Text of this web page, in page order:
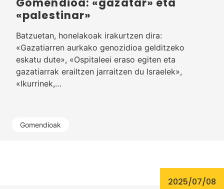
Gomendioak
«palestinar»
Batzuetan, honelakoak irakurtzen dira:
«Gazatiarren aurkako genozidioa gelditzeko
eskatu dute», «Ospitaleei eraso egiten eta
gazatiarrak erailtzen jarraitzen du Israelek»,
«Ikurrinek,…
2025/07/08